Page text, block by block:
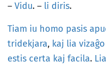
– Vidu. – li diris.
Tiam iu homo pasis
tridekjara, kaj lia vizaĝo
estis certa kaj facila. Lia